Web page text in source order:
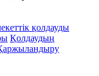
қолдауды
Қолдаудың